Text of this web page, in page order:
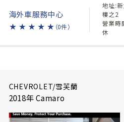
海外車服務中心
★ ★ ★ ★ ★ （0件）
地址:
樓之2
營業時
休
CHEVROLET/雪芙蘭
2018年 Camaro